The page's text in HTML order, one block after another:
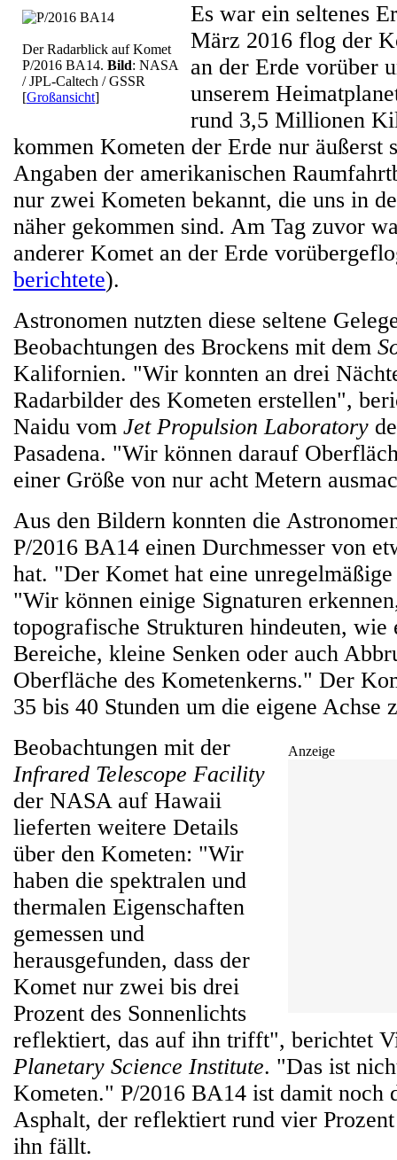
Der Radarblick auf Komet
P/2016 BA14. Bild: NASA
/ JPL-Caltech / GSSR
[Großansicht]
Es war ein seltenes
März 2016 flog der
an der Erde vorüber
unserem
rund 3,5 Millionen
kommen Kometen der Erde nur äußerst
Angaben der amerikanischen
nur zwei Kometen bekannt, die uns in
näher gekommen sind. Am Tag zuvor
anderer Komet an der Erde
berichtete).
Astronomen nutzten diese seltene
Beobachtungen des Brockens mit dem
Kalifornien. "Wir konnten an drei
Radarbilder des Kometen erstellen",
Naidu vom Jet Propulsion Laboratory
Pasadena. "Wir können darauf
einer Größe von nur acht Metern
Aus den Bildern konnten die
P/2016 BA14 einen Durchmesser von
hat. "Der Komet hat eine
"Wir können einige Signaturen
topografische Strukturen hindeuten, wie
Bereiche, kleine Senken oder auch
Oberfläche des Kometenkerns." Der
35 bis 40 Stunden um die eigene Achse
Anzeige
Beobachtungen mit der
Infrared Telescope Facility
der NASA auf Hawaii
lieferten weitere Details
über den Kometen: "Wir
haben die spektralen und
thermalen Eigenschaften
gemessen und
herausgefunden, dass der
Komet nur zwei bis drei
Prozent des Sonnenlichts
reflektiert, das auf ihn trifft", berichtet
Planetary Science Institute. "Das ist
Kometen." P/2016 BA14 ist damit noch
Asphalt, der reflektiert rund vier
ihn fällt.